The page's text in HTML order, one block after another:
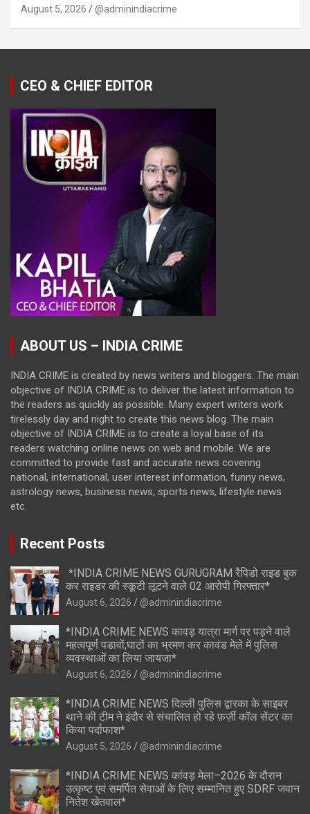
August 5, 2026 @adminindiacrime
CEO & CHIEF EDITOR
ABOUT US – INDIA CRIME
INDIA CRIME is created by news writers and bloggers. The main
objective of INDIA CRIME is to deliver the latest information to
the readers as quickly as possible. Many expert writers work
tirelessly day and night to create this news blog. The main
objective of INDIA CRIME is to create a loyal base of its
readers watching online news on web and mobile. We are
committed to provide fast and accurate news covering
national, international, user interest information, funny news,
astrology news, business news, sports news, lifestyle news
etc.
Recent Posts
*INDIA CRIME NEWS GURUGRAM रैपिडो राइड बुक
कर राइडर की स्कूटी लूटने वाले 02 आरोपी गिरफ्तार*
August 6, 2026 @adminindiacrime
*INDIA CRIME NEWS कावड़ यात्रा मार्ग पर पड़ने वाले
महत्वपूर्ण पडावों,घाटों का भ्रमण कर कावंड मेले में पुलिस
व्यवस्थाओं का लिया जायजा*
August 6, 2026 @adminindiacrime
*INDIA CRIME NEWS दिल्ली पुलिस द्वारका के साइबर
थाने की टीम ने इंदौर से संचालित हो रहे फ़र्ज़ी कॉल सेंटर का
किया पर्दाफाश*
August 5, 2026 @adminindiacrime
*INDIA CRIME NEWS कांवड़ मेला–2026 के दौरान
उत्कृष्ट एवं समर्पित सेवाओं के लिए सम्मानित हुए SDRF जवान
नितेश खेतवाल*